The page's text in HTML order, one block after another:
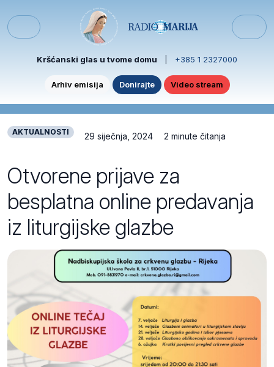
Menu
Kršćanski glas u tvome domu +385 1 2327000
Arhiv emisija Donirajte Video stream
AKTUALNOSTI 29 siječnja, 2024 2 minute čitanja
Otvorene prijave za
besplatna online predavanja
iz liturgijske glazbe